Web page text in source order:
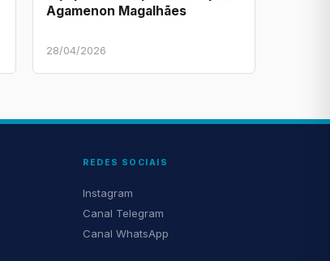
Agamenon Magalhães
28/04/2026
REDES SOCIAIS
Instagram
Canal Telegram
Canal WhatsApp